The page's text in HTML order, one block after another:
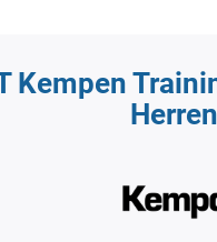
Kempen
Herren